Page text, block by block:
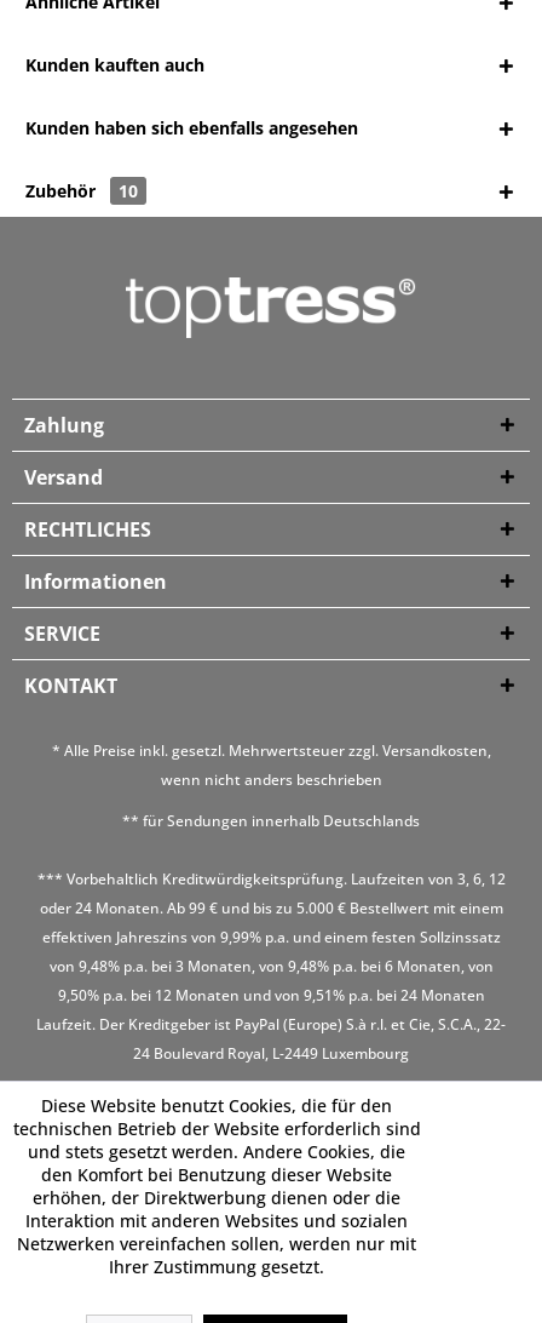
Kunden kauften auch
Kunden haben sich ebenfalls angesehen
Zubehör 10
Zahlung
Versand
RECHTLICHES
Informationen
SERVICE
KONTAKT
* Alle Preise inkl. gesetzl. Mehrwertsteuer zzgl.Versandkosten,
wenn nicht anders beschrieben
** für Sendungen innerhalb Deutschlands
*** Vorbehaltlich Kreditwürdigkeitsprüfung. Laufzeiten von 3, 6, 12
oder 24 Monaten. Ab 99 € und bis zu 5.000 € Bestellwert mit einem
effektiven Jahreszins von 9,99% p.a. und einem festen Sollzinssatz
von 9,48% p.a. bei 3 Monaten, von 9,48% p.a. bei 6 Monaten, von
9,50% p.a. bei 12 Monaten und von 9,51% p.a. bei 24 Monaten
Laufzeit. Der Kreditgeber ist PayPal (Europe) S.à r.l. et Cie, S.C.A., 22-
24 Boulevard Royal, L-2449 Luxembourg
Diese Website benutzt Cookies, die für den
technischen Betrieb der Website erforderlich sind
und stets gesetzt werden. Andere Cookies, die
den Komfort bei Benutzung dieser Website
erhöhen, der Direktwerbung dienen oder die
Interaktion mit anderen Websites und sozialen
Netzwerken vereinfachen sollen, werden nur mit
Ihrer Zustimmung gesetzt.